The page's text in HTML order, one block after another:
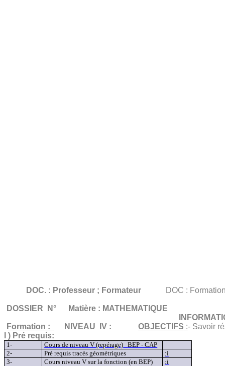
DOC. : Professeur ; Formateur DOC :
DOSSIER N°
Matière : MATHEMATIQUE
Formation :
NIVEAU IV : OBJECTIFS :- Savoir
I ) Pré requis:
1- Cours de niveau V (repérage)
BEP - CAP
2-
Pré requis tracés géométriques :i
3-
Cours niveau V sur la fonction (en BEP) :i